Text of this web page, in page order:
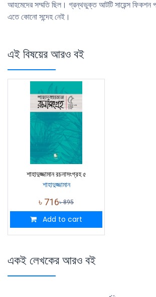
আহমেদের সম্মতি ছিল। গ্রন্থভুক্ত আটটি সায়েন্স ফিকশন
এতে কোনাে সন্দেহ নেই।
এই বিষয়ের আরও বই
শাহাদুজ্জামান রচনাসংগ্রহ ৫
শাহাদুজ্জামান
৳ 716৳895
Add to cart
একই লেখকের আরও বই